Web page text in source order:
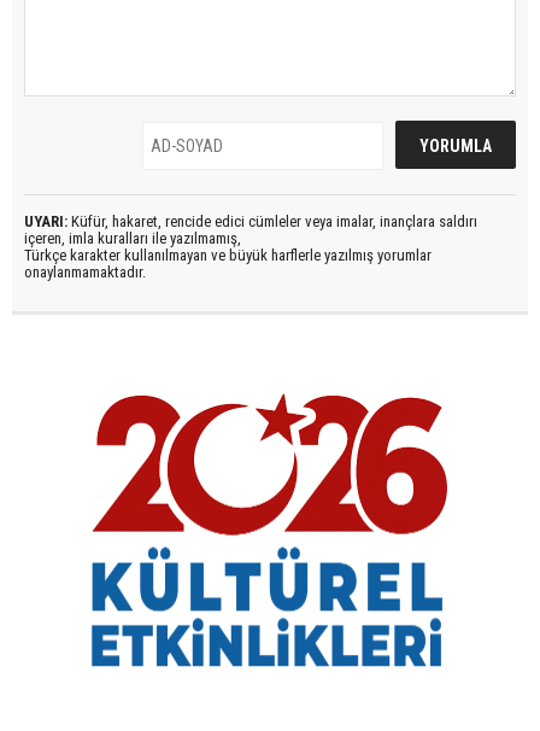
UYARI: Küfür, hakaret, rencide edici cümleler veya imalar, inançlara saldırı
içeren, imla kuralları ile yazılmamış,
Türkçe karakter kullanılmayan ve büyük harflerle yazılmış yorumlar
onaylanmamaktadır.